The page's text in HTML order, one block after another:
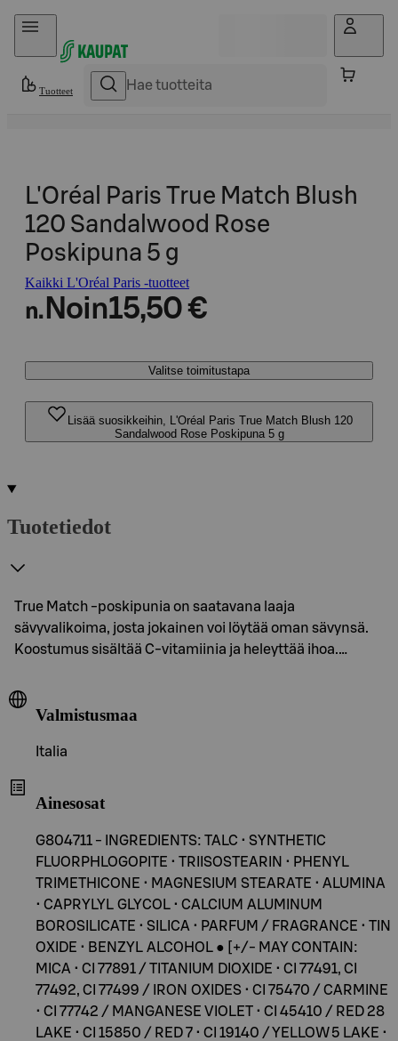
Hyppää sisältöön
Tuotteet
L'Oréal Paris True Match Blush
120 Sandalwood Rose
Poskipuna 5 g
Kaikki L'Oréal Paris -tuotteet
n. Noin15,50 €
Valitse toimitustapa
Lisää suosikkeihin, L'Oréal Paris True Match Blush 120
Sandalwood Rose Poskipuna 5 g
Tuotetiedot
True Match -poskipunia on saatavana laaja
sävyvalikoima, josta jokainen voi löytää oman sävynsä.
Koostumus sisältää C-vitamiinia ja heleyttää ihoa.…
Valmistusmaa
Italia
Ainesosat
G804711 - INGREDIENTS: TALC • SYNTHETIC
FLUORPHLOGOPITE • TRIISOSTEARIN • PHENYL
TRIMETHICONE • MAGNESIUM STEARATE • ALUMINA
• CAPRYLYL GLYCOL • CALCIUM ALUMINUM
BOROSILICATE • SILICA • PARFUM / FRAGRANCE • TIN
OXIDE • BENZYL ALCOHOL ● [+/- MAY CONTAIN:
MICA • CI 77891 / TITANIUM DIOXIDE • CI 77491, CI
77492, CI 77499 / IRON OXIDES • CI 75470 / CARMINE
• CI 77742 / MANGANESE VIOLET • CI 45410 / RED 28
LAKE • CI 15850 / RED 7 • CI 19140 / YELLOW 5 LAKE •